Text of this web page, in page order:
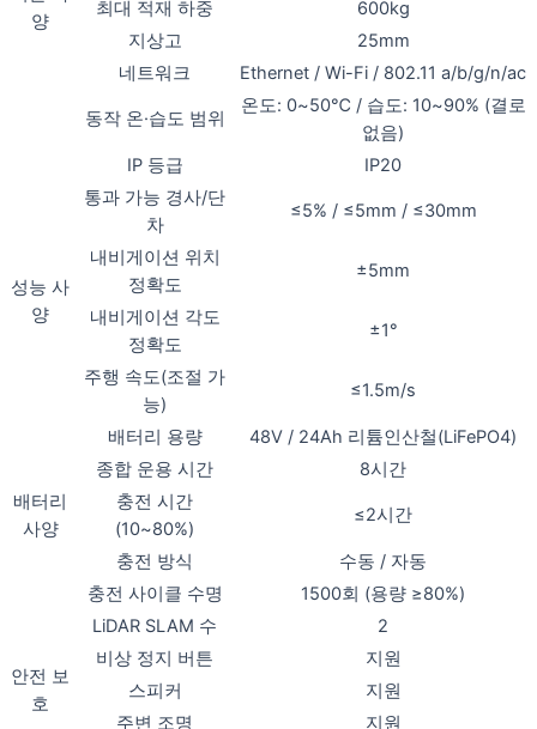
양
최대 적재 하중
600kg
지상고
25mm
네트워크
Ethernet / Wi-Fi / 802.11 a/b/g/n/ac
동작 온·습도 범위
온도: 0~50℃ / 습도: 10~90% (결로
없음)
IP 등급
IP20
성능 사
양
통과 가능 경사/단
차
≤5% / ≤5mm / ≤30mm
내비게이션 위치
정확도
±5mm
내비게이션 각도
정확도
±1°
주행 속도(조절 가
능)
≤1.5m/s
배터리
사양
배터리 용량
48V / 24Ah 리튬인산철(LiFePO4)
종합 운용 시간
8시간
충전 시간
(10~80%)
≤2시간
충전 방식
수동 / 자동
충전 사이클 수명
1500회 (용량 ≥80%)
안전 보
호
LiDAR SLAM 수
2
비상 정지 버튼
지원
스피커
지원
주변 조명
지원